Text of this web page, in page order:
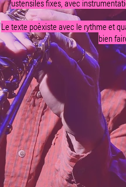
ustensiles fixes, avec
Le texte poèxiste avec le rythme et
bien